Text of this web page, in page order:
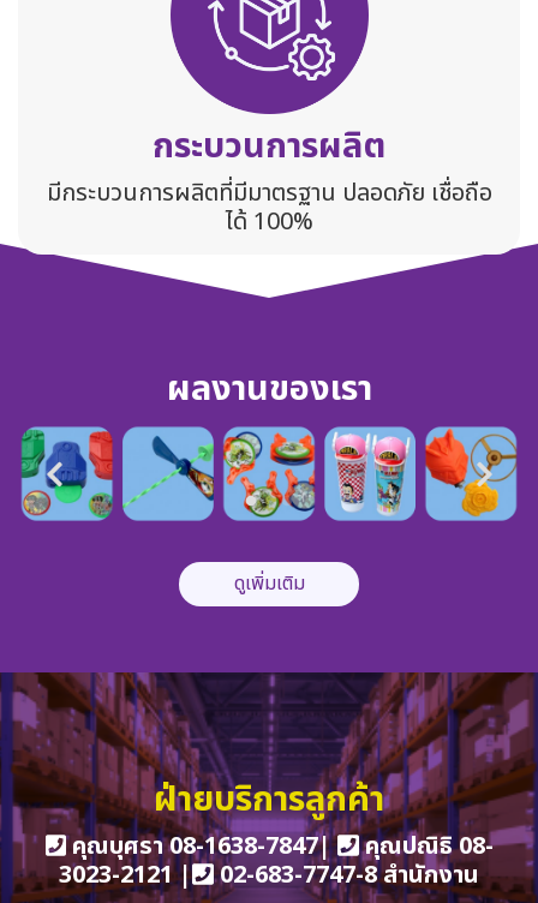
กระบวนการผลิต
มีกระบวนการผลิตที่มีมาตรฐาน ปลอดภัย เชื่อถือ
ได้ 100%
ผลงานของเรา
ดูเพิ่มเติม
ฝ่ายบริการลูกค้า
คุณบุศรา08-1638-7847| คุณปณิธิ08-
3023-2121| 02-683-7747-8 สำนักงาน